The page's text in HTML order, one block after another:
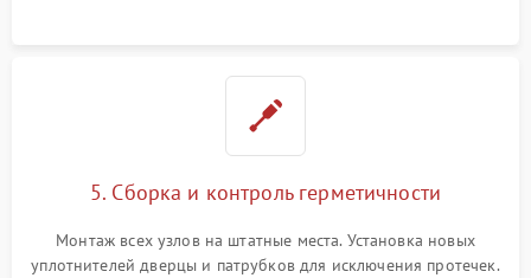
5. Сборка и контроль герметичности
Монтаж всех узлов на штатные места. Установка новых
уплотнителей дверцы и патрубков для исключения протечек.